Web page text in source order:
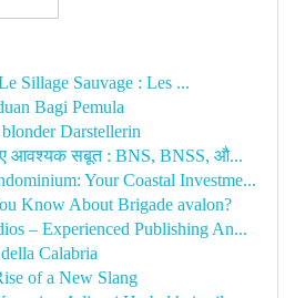
Sillage Sauvage : Les ...
Bagi Pemula
Darstellerin
आवश्यक सबूत : BNS, BNSS, औ...
Your Coastal Investme...
Know About Brigade avalon?
– Experienced Publishing An...
Calabria
of a New Slang